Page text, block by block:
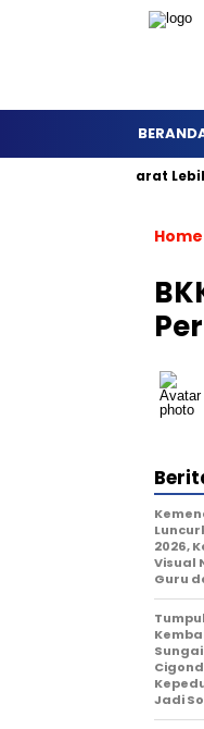
di Jawa Barat Lebih
Home
2026,
Visual
Guru
Jadi